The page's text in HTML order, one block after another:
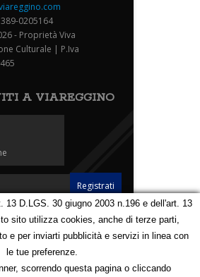
0205164
- Proprietà Viva
Culturale | P.Iva
A VIAREGGINO
Speciali Eventi Foto Carnevale
Partners
Contatti
Mappa
13 D.LGS. 30 giugno 2003 n.196 e dell'art. 13
sito utilizza cookies, anche di terze parti,
e per inviarti pubblicità e servizi in linea con
le tue preferenze.
scorrendo questa pagina o cliccando